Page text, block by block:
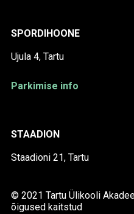
SPORDIHOONE
Ujula 4, Tartu
Parkimise info
STAADION
Staadioni 21, Tartu
© 2021 Tartu Ülikooli
õigused kaitstud